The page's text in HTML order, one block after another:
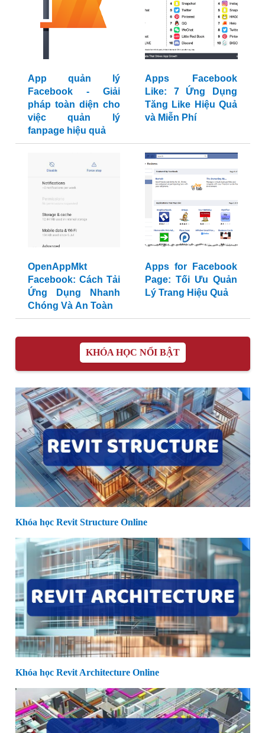
App quản lý
Facebook - Giải
pháp toàn diện cho
việc quản lý
fanpage hiệu quả
Apps Facebook
Like: 7 Ứng Dụng
Tăng Like Hiệu Quả
và Miễn Phí
OpenAppMkt
Facebook: Cách Tải
Ứng Dụng Nhanh
Chóng Và An Toàn
Apps for Facebook
Page: Tối Ưu Quản
Lý Trang Hiệu Quả
KHÓA HỌC NỔI BẬT
Khóa học Revit Structure Online
Khóa học Revit Architecture Online